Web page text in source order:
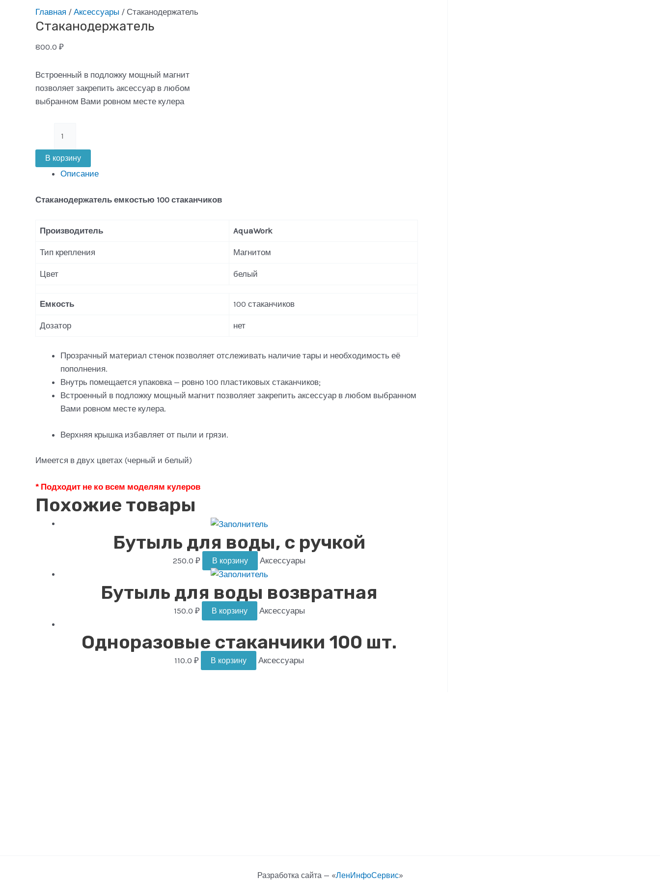
Главная / Аксессуары / Стаканодержатель
Стаканодержатель
800.0 ₽
Встроенный в подложку мощный магнит
позволяет закрепить аксессуар в любом
выбранном Вами ровном месте кулера
Стаканодержатель
В корзину
Описание
Стаканодержатель емкостью 100 стаканчиков
Производитель AquaWork
Тип крепления Магнитом
Цвет белый
Емкость 100 стаканчиков
Дозатор нет
Прозрачный материал стенок позволяет отслеживать наличие тары и необходимость её
пополнения.
Внутрь помещается упаковка — ровно 100 пластиковых стаканчиков;
Встроенный в подложку мощный магнит позволяет закрепить аксессуар в любом выбранном
Вами ровном месте кулера.
Верхняя крышка избавляет от пыли и грязи.
Имеется в двух цветах (черный и белый)
* Подходит не ко всем моделям кулеров
Похожие товары
Бутыль для воды, с ручкой
250.0 ₽ В корзину Аксессуары
Бутыль для воды возвратная
150.0 ₽ В корзину Аксессуары
Одноразовые стаканчики 100 шт.
110.0 ₽ В корзину Аксессуары
Разработка сайта — «ЛенИнфоСервис»